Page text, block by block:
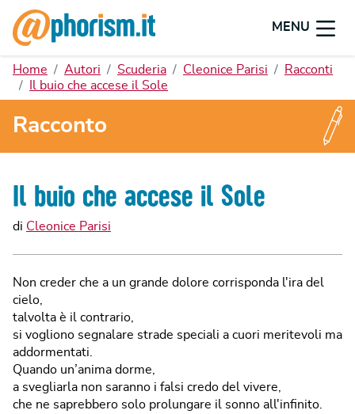
MENU
Home Autori Scuderia Cleonice Parisi
Racconti
Il buio che accese il Sole
Racconto
Il buio che accese il Sole
di Cleonice Parisi
Non creder che a un grande dolore corrisponda l'ira del
cielo,
talvolta è il contrario,
si vogliono segnalare strade speciali a cuori meritevoli ma
addormentati.
Quando un’anima dorme,
a svegliarla non saranno i falsi credo del vivere,
che ne saprebbero solo prolungare il sonno all'infinito.